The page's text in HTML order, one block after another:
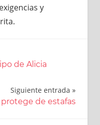
y
de Alicia
Siguiente entrada
de estafas